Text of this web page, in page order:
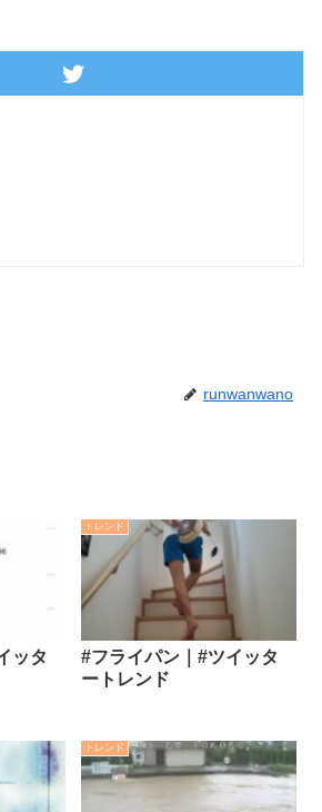
runwanwano
ッタ
トレンド
#フライパン｜#ツイッタ
ートレンド
トレンド